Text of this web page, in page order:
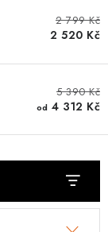
2 799 Kč
2 520 Kč
5 390 Kč
od 4 312 Kč